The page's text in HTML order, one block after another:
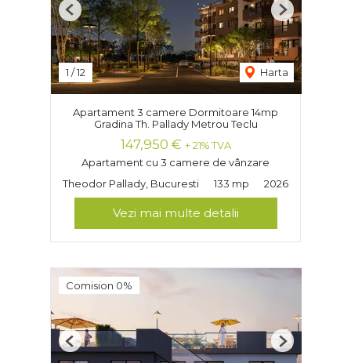
1 /12 Harta
Previous Next
Apartament 3 camere Dormitoare 14mp
Gradina Th. Pallady Metrou Teclu
147,950 € + 21% TVA
Apartament cu 3 camere de vânzare
Theodor Pallady, Bucuresti
133 mp 2026
Vezi mai multe detalii
Comision 0%
Previous Next